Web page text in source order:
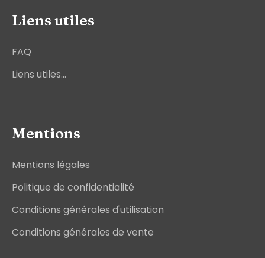
Liens utiles
FAQ
Liens utiles...
Mentions
Mentions légales
Politique de confidentialité
Conditions générales d'utilisation
Conditions générales de vente